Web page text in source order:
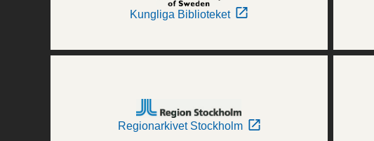
Kungliga Biblioteket
Regionarkivet Stockholm